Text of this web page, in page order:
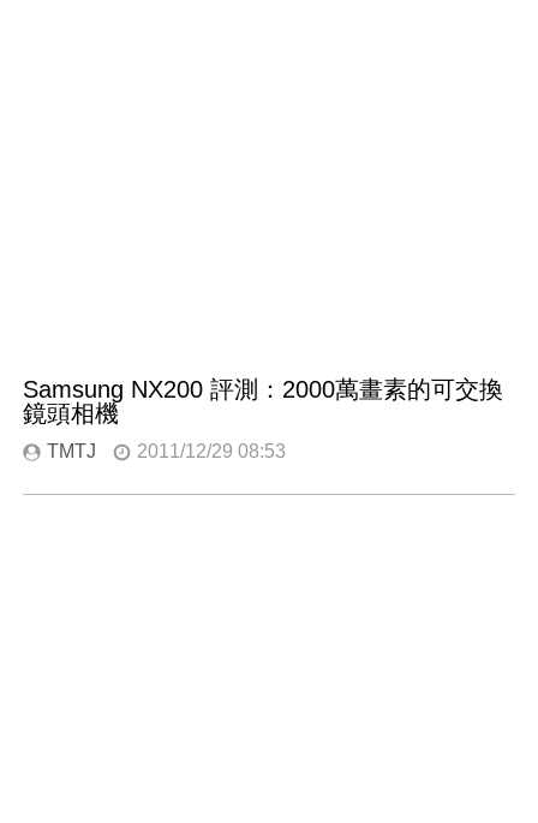
Samsung NX200 評測：2000萬畫素的可交換
鏡頭相機
TMTJ 2011/12/29 08:53